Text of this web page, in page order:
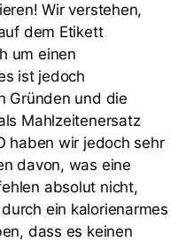
Wir verstehen,
dem Etikett
um einen
ist jedoch
Gründen und die
Mahlzeitenersatz
haben wir jedoch sehr
davon, was eine
absolut nicht,
ein kalorienarmes
dass es keinen